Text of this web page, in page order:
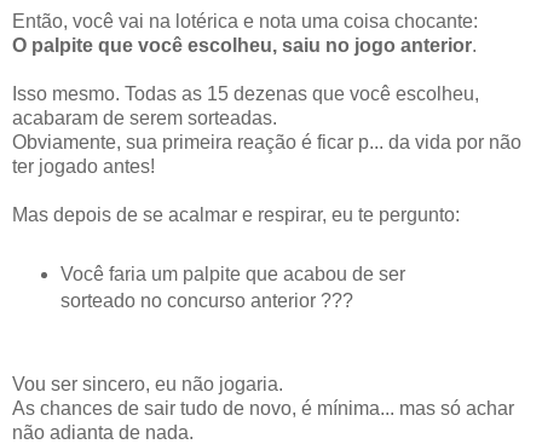
Então, você vai na lotérica e nota uma coisa chocante:
O palpite que você escolheu, saiu no jogo anterior.
Isso mesmo. Todas as 15 dezenas que você escolheu,
acabaram de serem sorteadas.
Obviamente, sua primeira reação é ficar p... da vida por não
ter jogado antes!
Mas depois de se acalmar e respirar, eu te pergunto:
Você faria um palpite que acabou de ser
sorteado no concurso anterior ???
Vou ser sincero, eu não jogaria.
As chances de sair tudo de novo, é mínima... mas só achar
não adianta de nada.